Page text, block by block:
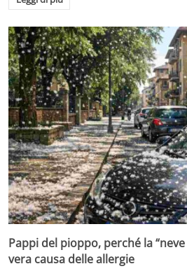
Pappi del pioppo, perché la
vera causa delle allergie